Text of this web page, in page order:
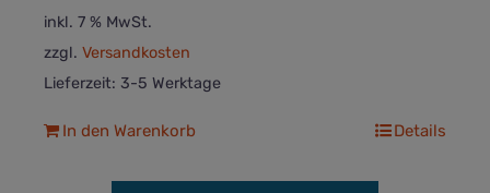
inkl. 7 % MwSt.
zzgl. Versandkosten
Lieferzeit: 3-5 Werktage
In den Warenkorb Details